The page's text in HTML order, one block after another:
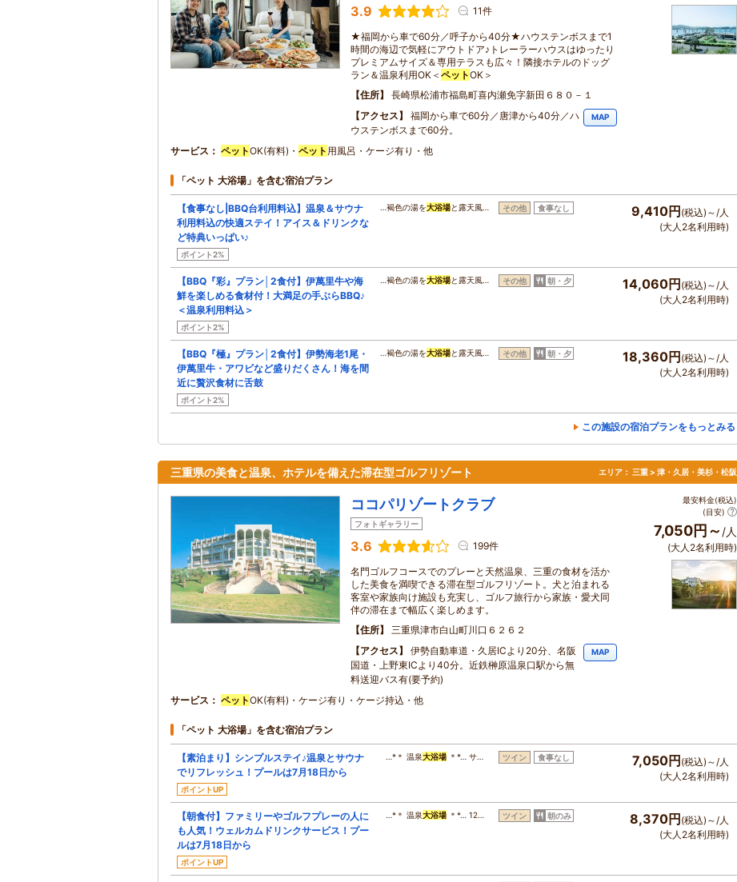
3.9 11件
★福岡から車で60分／呼子から40分★ハウステンボスまで1
時間の海辺で気軽にアウトドア♪トレーラーハウスはゆったり
プレミアムサイズ＆専用テラスも広々！隣接ホテルのドッグ
ラン＆温泉利用OK＜ ペットOK＞
住所
長崎県松浦市福島町喜内瀬免字新田６８０－１
アクセス
福岡から車で60分／唐津から40分／ハ
ウステンボスまで60分。
MAP
サービス ペットOK(有料)・ ペット 用風呂・ケージ有り・他
「ペット 大浴場」を含む宿泊プラン
【食事なし|BBQ台利用料込】温泉＆サウナ
利用料込の快適ステイ！アイス＆ドリンクな
ど特典いっぱい♪
ポイント2%
…褐色の湯を大浴場と露天風… その他 食事なし 9,410円 (税込)～/人
(大人2名利用時)
【BBQ『彩』プラン│2食付】伊萬里牛や海
鮮を楽しめる食材付！大満足の手ぶらBBQ♪
＜温泉利用料込＞
ポイント2%
…褐色の湯を大浴場と露天風… その他 朝・夕 14,060円 (税込)～/人
(大人2名利用時)
【BBQ『極』プラン│2食付】伊勢海老1尾・
伊萬里牛・アワビなど盛りだくさん！海を間
近に贅沢食材に舌鼓
ポイント2%
…褐色の湯を大浴場と露天風… その他 朝・夕 18,360円 (税込)～/人
(大人2名利用時)
この施設の宿泊プランをもっとみる
三重県の美食と温泉、ホテルを備えた滞在型ゴルフリゾート エリア： 三重 > 津・久居・美杉・松阪
ココパリゾートクラブ
フォトギャラリー
3.6 199件
名門ゴルフコースでのプレーと天然温泉、三重の食材を活か
した美食を満喫できる滞在型ゴルフリゾート。犬と泊まれる
客室や家族向け施設も充実し、ゴルフ旅行から家族・愛犬同
伴の滞在まで幅広く楽しめます。
住所
三重県津市白山町川口６２６２
アクセス
伊勢自動車道・久居ICより20分、名阪
国道・上野東ICより40分。近鉄榊原温泉口駅から無
料送迎バス有(要予約)
MAP
最安料金(税込)
(目安)
7,050円～ /人
(大人2名利用時)
サービス ペットOK(有料)・ケージ有り・ケージ持込・他
「ペット 大浴場」を含む宿泊プラン
【素泊まり】シンプルステイ♪温泉とサウナ
でリフレッシュ！プールは7月18日から
ポイントUP
…*＊ 温泉大浴場 ＊*… サ… ツイン 食事なし 7,050円 (税込)～/人
(大人2名利用時)
【朝食付】ファミリーやゴルフプレーの人に
も人気！ウェルカムドリンクサービス！プー
ルは7月18日から
ポイントUP
…*＊ 温泉大浴場＊*… 12… ツイン 朝のみ 8,370円 (税込)～/人
(大人2名利用時)